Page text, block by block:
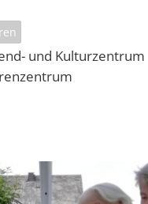
und Kulturzentrum